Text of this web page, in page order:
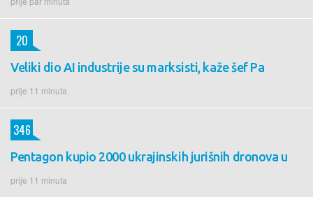
Veliki dio AI industrije su marksisti, kaže šef Pa
prije 11 minuta
20
Pentagon kupio 2000 ukrajinskih jurišnih dronova u
prije 11 minuta
346